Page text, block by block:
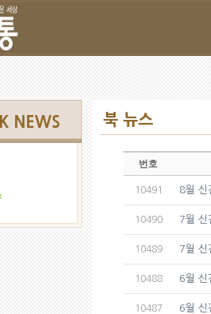
NEWS 북 뉴스
번호
10491 8월 신
10490 7월 신
10489 7월 신
10488 6월 신
10487 6월 신